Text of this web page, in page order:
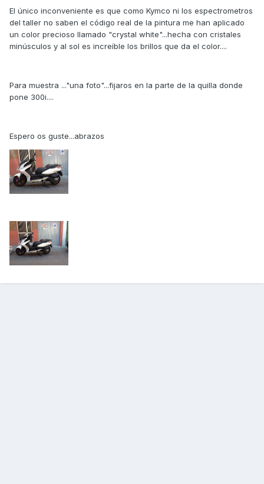
El único inconveniente es que como Kymco ni los espectrometros
del taller no saben el código real de la pintura me han aplicado
un color precioso llamado "crystal white"...hecha con cristales
minúsculos y al sol es increíble los brillos que da el color....
Para muestra ..."una foto"...fijaros en la parte de la quilla donde
pone 300i....
Espero os guste...abrazos